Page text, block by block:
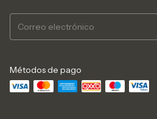
Métodos de pago